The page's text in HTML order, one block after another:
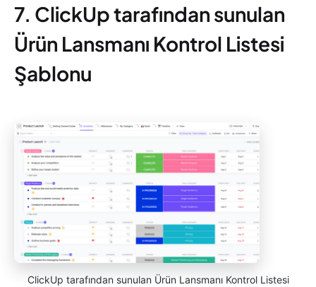
7. ClickUp tarafından sunulan
Ürün Lansmanı Kontrol Listesi
Şablonu
ClickUp tarafından sunulan Ürün Lansmanı Kontrol Listesi